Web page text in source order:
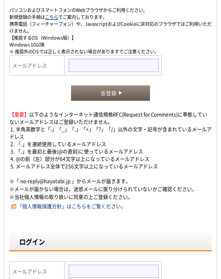
パソコンおよびスマートフォンのWebプラウザからご利用ください。
新規登録の手順はこちらでご案内しております。
携帯電話（フィーチャーフォン）や、JavascriptおよびCookieに非対応のブラウザではご利用いただ
けません。
【推奨するOS（Windows版）】
Windows 10以降
※ 推奨外のOSでは正しく表示されない場合がありますでご注意ください。
メールアドレス
仮登録
【重要】 以下のようなインターネット通信規格RFC(Request for Comments)に準拠してい
ないメールアドレスはご登録いただけません。
1. 半角英数字と「-」「_」「.」「+」「?」「/」以外の文字・記号が含まれているメールア
ドレス
2. 「.」を連続使用しているメールアドレス
3. 「.」を最初と最後(@の直前)に使っているメールアドレス
4. @の前（左）部分が64文字以上になっているメールアドレス
5. メールアドレス全体で256文字以上になっているメールアドレス
※「 no-reply@hayatabi.jp 」からメールが届きます。
※メールが届かない場合は、迷惑メールに振り分けられていないかご確認ください。
※当社個人情報の取り扱いに同意の上ご登録ください。
「個人情報保護方針」はこちらをご覧ください。
ログイン
メールアドレス